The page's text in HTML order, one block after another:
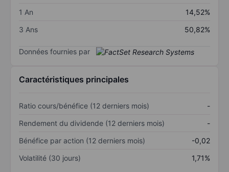
1 An
14,52%
3 Ans
50,82%
Données fournies par
Caractéristiques principales
Ratio cours/bénéfice (12 derniers mois)
-
Rendement du dividende (12 derniers mois)
-
Bénéfice par action (12 derniers mois)
-0,02
Volatilité (30 jours)
1,71%